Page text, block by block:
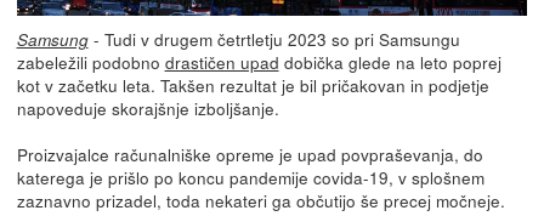
Samsung- Tudi v drugem četrtletju 2023 so pri Samsungu
zabeležili podobno drastičen upad dobička glede na leto poprej
kot v začetku leta. Takšen rezultat je bil pričakovan in podjetje
napoveduje skorajšnje izboljšanje.
Proizvajalce računalniške opreme je upad povpraševanja, do
katerega je prišlo po koncu pandemije covida-19, v splošnem
zaznavno prizadel, toda nekateri ga občutijo še precej močneje.